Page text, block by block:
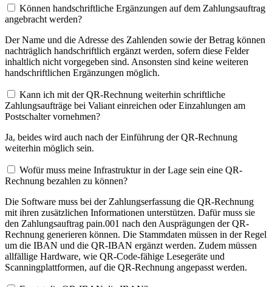
Können handschriftliche Ergänzungen auf dem Zahlungsauftrag
angebracht werden?
Der Name und die Adresse des Zahlenden sowie der Betrag können
nachträglich handschriftlich ergänzt werden, sofern diese Felder
inhaltlich nicht vorgegeben sind. Ansonsten sind keine weiteren
handschriftlichen Ergänzungen möglich.
Kann ich mit der QR-Rechnung weiterhin schriftliche
Zahlungsaufträge bei Valiant einreichen oder Einzahlungen am
Postschalter vornehmen?
Ja, beides wird auch nach der Einführung der QR-Rechnung
weiterhin möglich sein.
Wofür muss meine Infrastruktur in der Lage sein eine QR-
Rechnung bezahlen zu können?
Die Software muss bei der Zahlungserfassung die QR-Rechnung
mit ihren zusätzlichen Informationen unterstützen. Dafür muss sie
den Zahlungsauftrag pain.001 nach den Ausprägungen der QR-
Rechnung generieren können. Die Stammdaten müssen in der Regel
um die IBAN und die QR-IBAN ergänzt werden. Zudem müssen
allfällige Hardware, wie QR-Code-fähige Lesegeräte und
Scanningplattformen, auf die QR-Rechnung angepasst werden.